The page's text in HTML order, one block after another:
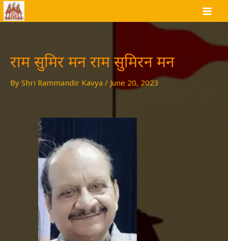
Skip
to
राम सुमिर मन राम सुमिरन मन
By Shri Rammandir Kavya / June 20, 2023